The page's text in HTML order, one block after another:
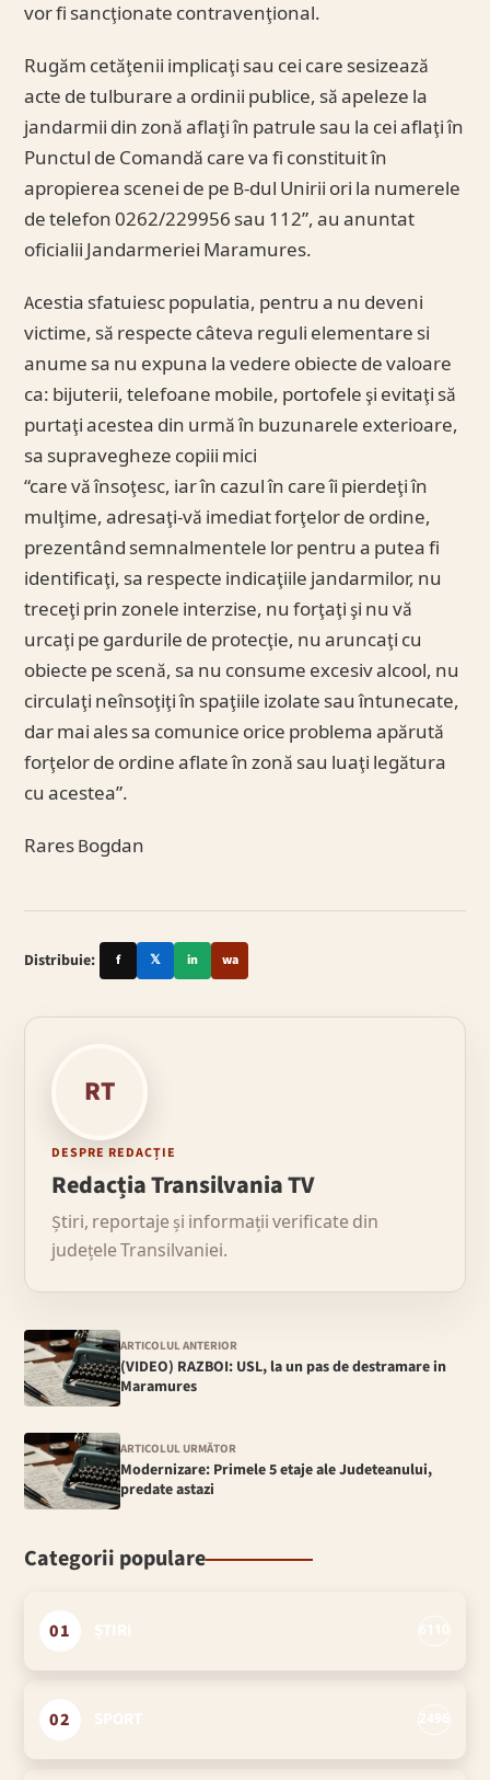
vor fi sancţionate contravenţional.
Rugăm cetăţenii implicaţi sau cei care sesizează
acte de tulburare a ordinii publice, să apeleze la
jandarmii din zonă aflaţi în patrule sau la cei aflaţi în
Punctul de Comandă care va fi constituit în
apropierea scenei de pe B-dul Unirii ori la numerele
de telefon 0262/229956 sau 112”, au anuntat
oficialii Jandarmeriei Maramures.
Acestia sfatuiesc populatia, pentru a nu deveni
victime, să respecte câteva reguli elementare si
anume sa nu expuna la vedere obiecte de valoare
ca: bijuterii, telefoane mobile, portofele şi evitaţi să
purtaţi acestea din urmă în buzunarele exterioare,
sa supravegheze copiii mici
“care vă însoţesc, iar în cazul în care îi pierdeţi în
mulţime, adresaţi-vă imediat forţelor de ordine,
prezentând semnalmentele lor pentru a putea fi
identificaţi, sa respecte indicaţiile jandarmilor, nu
treceţi prin zonele interzise, nu forţaţi şi nu vă
urcaţi pe gardurile de protecţie, nu aruncaţi cu
obiecte pe scenă, sa nu consume excesiv alcool, nu
circulaţi neînsoţiţi în spaţiile izolate sau întunecate,
dar mai ales sa comunice orice problema apărută
forţelor de ordine aflate în zonă sau luaţi legătura
cu acestea”.
Rares Bogdan
Distribuie: f 𝕏 in wa
RT
DESPRE REDACȚIE
Redacția Transilvania TV
Știri, reportaje și informații verificate din
județele Transilvaniei.
ARTICOLUL ANTERIOR
(VIDEO) RAZBOI: USL, la un pas de destramare in
Maramures
ARTICOLUL URMĂTOR
Modernizare: Primele 5 etaje ale Judeteanului,
predate astazi
Categorii populare
01
02